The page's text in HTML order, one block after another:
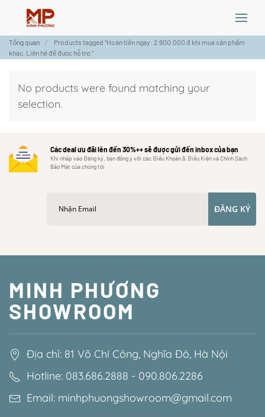
Skip
to
content
Tổng quan
Products tagged “Hoàn tiền ngay: 2.900.000 đ khi mua sản phẩm
khác. Liên hệ để được hỗ trợ.”
No products were found matching your
selection.
Các deal ưu đãi lên đến 30%++ sẽ được gửi đến inbox của bạn
Khi nhấp vào Đăng ký, bạn đồng ý với các Điều Khoản & Điều Kiện và Chính Sách
Bảo Mật của chúng tôi
ĐĂNG KÝ
MINH PHƯƠNG
SHOWROOM
Địa chỉ: 81 Võ Chí Công, Nghĩa Đô, Hà Nội
Hotline: 083.686.2888 - 090.806.2286
Email: minhphuongshowroom@gmail.com